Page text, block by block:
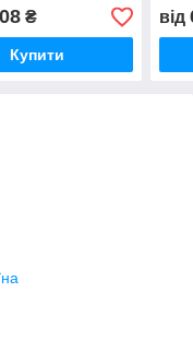
₴
Купити
від